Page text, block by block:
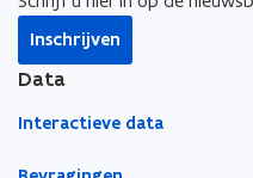
r
a
b
o
d
b
d
Inschrijven
Data
Interactieve data